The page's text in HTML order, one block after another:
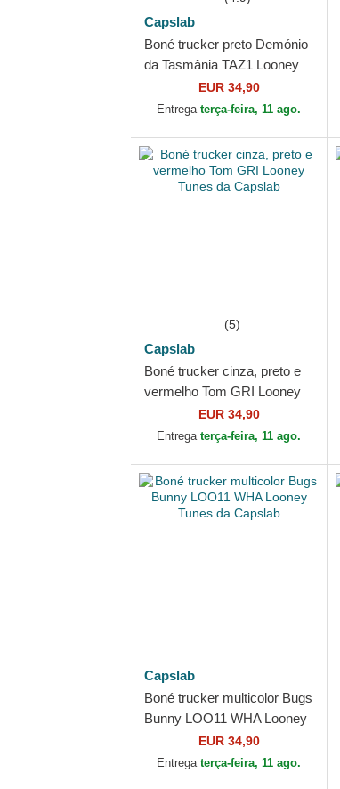
Capslab
Boné trucker preto Demónio
da Tasmânia TAZ1 Looney
Tunes da Capslab
EUR 34,90
Entregaterça-feira, 11 ago.
(5)
Capslab
Boné trucker cinza, preto e
vermelho Tom GRI Looney
Tunes da Capslab
EUR 34,90
Entregaterça-feira, 11 ago.
Capslab
Boné trucker multicolor Bugs
Bunny LOO11 WHA Looney
Tunes da Capslab
EUR 34,90
Entregaterça-feira, 11 ago.